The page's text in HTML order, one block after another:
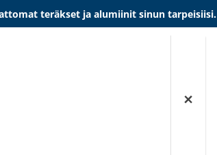
teräkset ja alumiinit sinun tarpeisiisi.